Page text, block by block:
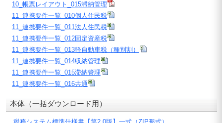
10_帳票レイアウト_015滞納管理
11_連携要件一覧_010個人住民税
11_連携要件一覧_011法人住民税
11_連携要件一覧_012固定資産税
11_連携要件一覧_013軽自動車税（種別割）
11_連携要件一覧_014収納管理
11_連携要件一覧_015滞納管理
11_連携要件一覧_016共通
本体（一括ダウンロード用）